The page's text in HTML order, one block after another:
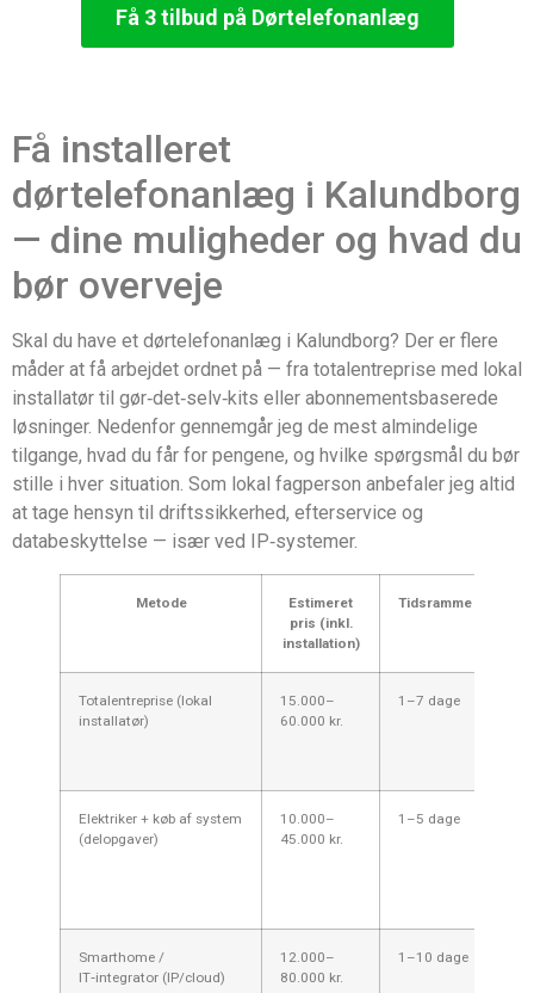
Få 3 tilbud på Dørtelefonanlæg
Få installeret
dørtelefonanlæg i Kalundborg
— dine muligheder og hvad du
bør overveje
Skal du have et dørtelefonanlæg i Kalundborg? Der er flere
måder at få arbejdet ordnet på — fra totalentreprise med lokal
installatør til gør‑det‑selv‑kits eller abonnementsbaserede
løsninger. Nedenfor gennemgår jeg de mest almindelige
tilgange, hvad du får for pengene, og hvilke spørgsmål du bør
stille i hver situation. Som lokal fagperson anbefaler jeg altid
at tage hensyn til driftssikkerhed, efterservice og
databeskyttelse — især ved IP‑systemer.
Metode
Estimeret
pris (inkl.
installation)
Tidsramme
Totalentreprise (lokal
installatør)
15.000–
60.000 kr.
1–7 dage
Elektriker + køb af system
(delopgaver)
10.000–
45.000 kr.
1–5 dage
Smarthome /
IT‑integrator (IP/cloud)
12.000–
80.000 kr.
1–10 dage